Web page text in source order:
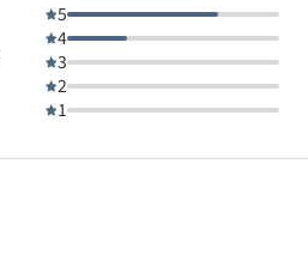
5
4
3
2
1